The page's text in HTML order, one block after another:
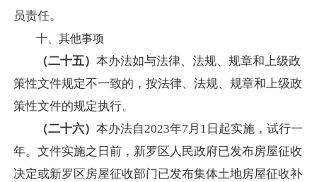
员责任。
十、其他事项
（二十五） 本办法如与法律、法规、规章和上级政
策性文件规定不一致的，按法律、法规、规章和上级政
策性文件的规定执行。
（二十六） 本办法自2023年7月1日起实施，试行一
年。文件实施之日前，新罗区人民政府已发布房屋征收
决定或新罗区房屋征收部门已发布集体土地房屋征收补